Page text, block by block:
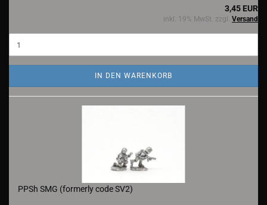
3,45 EUR
inkl. 19% MwSt. zzgl. Versand
IN DEN WARENKORB
PPSh SMG (formerly code SV2)